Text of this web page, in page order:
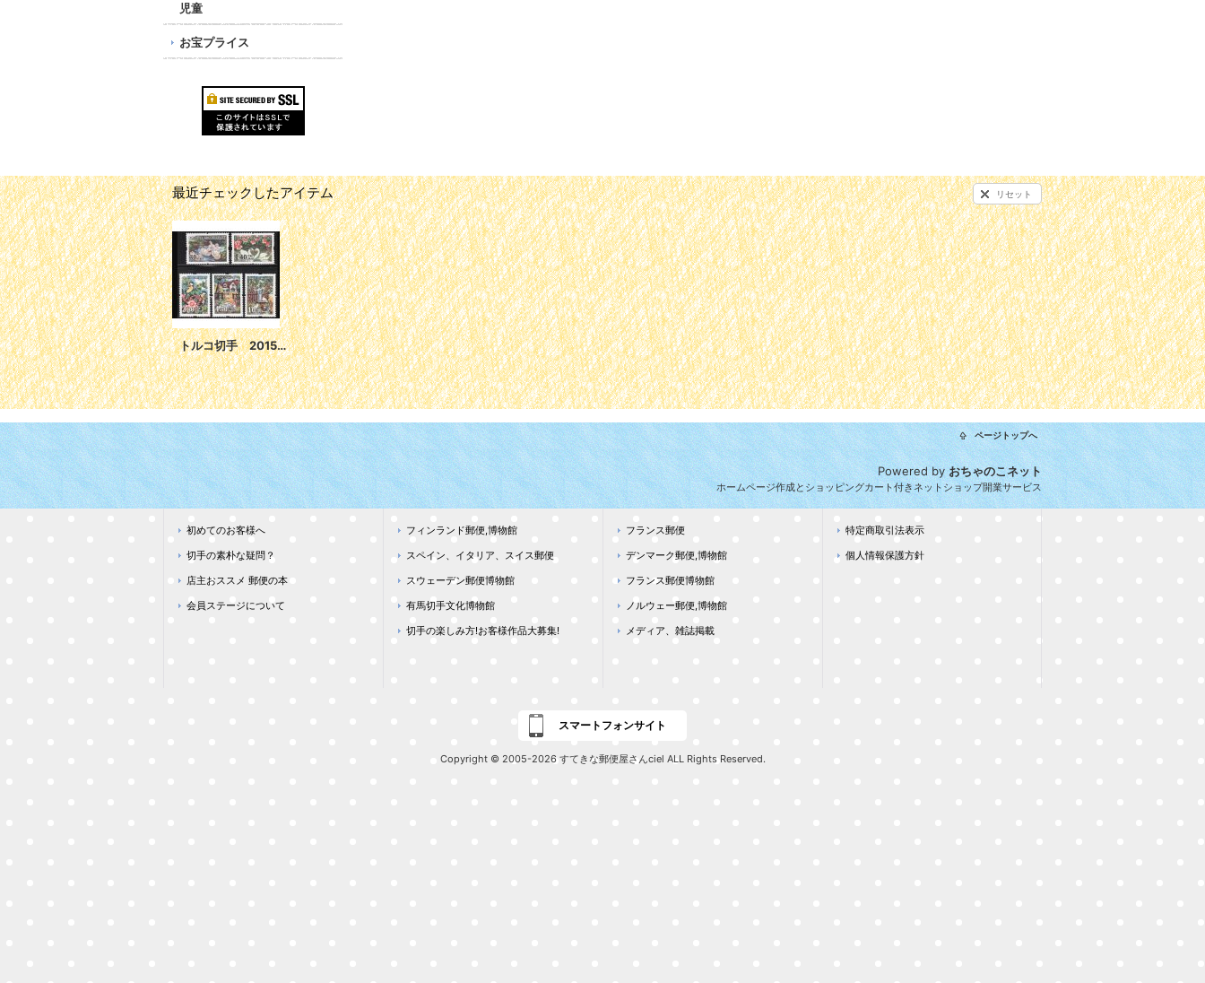
児童
お宝プライス
最近チェックしたアイテム リセット
トルコ切手 2015年 手工芸品 ゴブラン織り 鳥 花 4種
ページトップへ
Powered byおちゃのこネット
ホームページ作成とショッピングカート付きネットショップ開業サービス
初めてのお客様へ
切手の素朴な疑問？
店主おススメ 郵便の本
会員ステージについて
フィンランド郵便,博物館
スペイン、イタリア、スイス郵便
スウェーデン郵便博物館
有馬切手文化博物館
切手の楽しみ方!お客様作品大募集!
フランス郵便
デンマーク郵便,博物館
フランス郵便博物館
ノルウェー郵便,博物館
メディア、雑誌掲載
特定商取引法表示
個人情報保護方針
スマートフォンサイト
Copyright © 2005-2026 すてきな郵便屋さんciel ALL Rights Reserved.